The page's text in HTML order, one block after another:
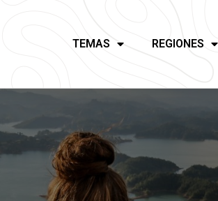
TEMAS REGIONES